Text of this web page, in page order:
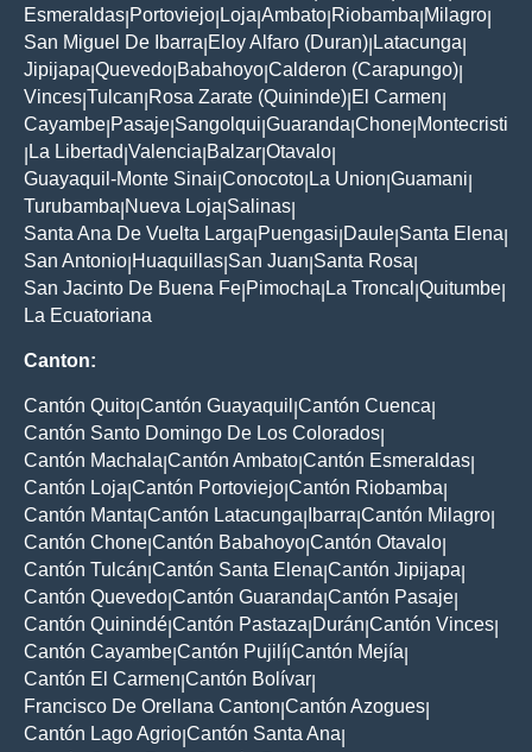
Esmeraldas Portoviejo Loja Ambato Riobamba Milagro
San Miguel De Ibarra Eloy Alfaro (Duran) Latacunga
Jipijapa Quevedo Babahoyo Calderon (Carapungo)
Vinces Tulcan Rosa Zarate (Quininde) El Carmen
Cayambe Pasaje Sangolqui Guaranda Chone Montecristi
La Libertad Valencia Balzar Otavalo
Guayaquil-Monte Sinai Conocoto La Union Guamani
Turubamba Nueva Loja Salinas
Santa Ana De Vuelta Larga Puengasi Daule Santa Elena
San Antonio Huaquillas San Juan Santa Rosa
San Jacinto De Buena Fe Pimocha La Troncal Quitumbe
La Ecuatoriana
Canton:
Cantón Quito Cantón Guayaquil Cantón Cuenca
Cantón Santo Domingo De Los Colorados
Cantón Machala Cantón Ambato Cantón Esmeraldas
Cantón Loja Cantón Portoviejo Cantón Riobamba
Cantón Manta Cantón Latacunga Ibarra Cantón Milagro
Cantón Chone Cantón Babahoyo Cantón Otavalo
Cantón Tulcán Cantón Santa Elena Cantón Jipijapa
Cantón Quevedo Cantón Guaranda Cantón Pasaje
Cantón Quinindé Cantón Pastaza Durán Cantón Vinces
Cantón Cayambe Cantón Pujilí Cantón Mejía
Cantón El Carmen Cantón Bolívar
Francisco De Orellana Canton Cantón Azogues
Cantón Lago Agrio Cantón Santa Ana